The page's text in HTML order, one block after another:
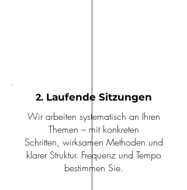
2. Laufende Sitzungen
Wir arbeiten systematisch an Ihren
Themen – mit konkreten
Schritten, wirksamen Methoden und
klarer Struktur. Frequenz und Tempo
bestimmen Sie.